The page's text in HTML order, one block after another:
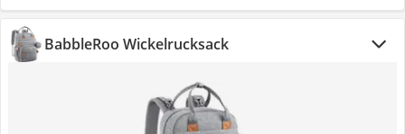
BabbleRoo Wickelrucksack